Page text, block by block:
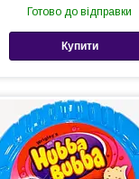
Готово до відправки
Купити